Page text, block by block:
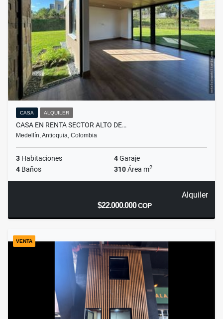
CASA ALQUILER
CASA EN RENTA SECTOR ALTO DE…
Medellín, Antioquia, Colombia
3 Habitaciones 4Garaje
4 Baños 310Área m2
Alquiler
$22.000.000COP
VENTA